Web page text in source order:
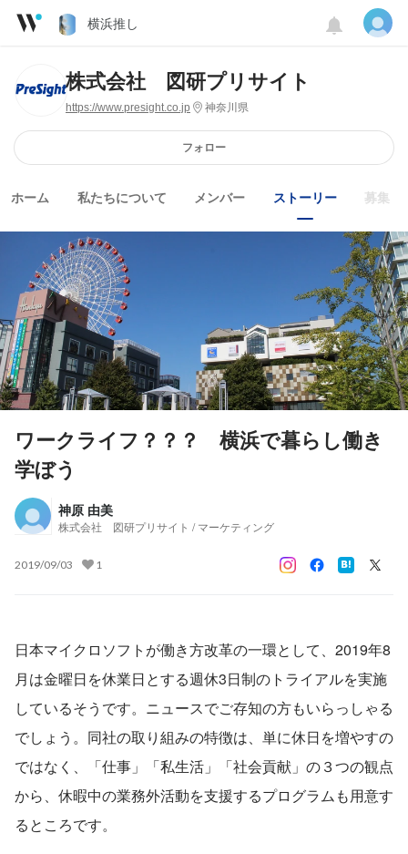
横浜推し
株式会社 図研プリサイト
https://www.presight.co.jp 神奈川県
フォロー
ホーム 私たちについて メンバー ストーリー 募集
ワークライフ？？？ 横浜で暮らし働き
学ぼう
神原 由美
株式会社 図研プリサイト / マーケティング
2019/09/03 1
日本マイクロソフトが働き方改革の一環として、2019年8
月は金曜日を休業日とする週休3日制のトライアルを実施
しているそうです。ニュースでご存知の方もいらっしゃる
でしょう。同社の取り組みの特徴は、単に休日を増やすの
ではなく、「仕事」「私生活」「社会貢献」の３つの観点
から、休暇中の業務外活動を支援するプログラムも用意す
るところです。